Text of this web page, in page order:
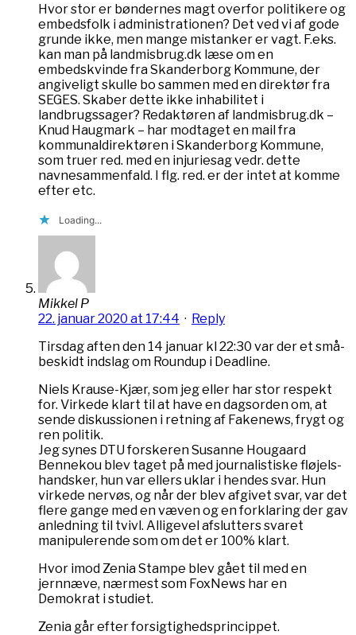
Hvor stor er bøndernes magt overfor politikere og
embedsfolk i administrationen? Det ved vi af gode
grunde ikke, men mange mistanker er vagt. F.eks.
kan man på landmisbrug.dk læse om en
embedskvinde fra Skanderborg Kommune, der
angiveligt skulle bo sammen med en direktør fra
SEGES. Skaber dette ikke inhabilitet i
landbrugssager? Redaktøren af landmisbrug.dk –
Knud Haugmark – har modtaget en mail fra
kommunaldirektøren i Skanderborg Kommune,
som truer red. med en injuriesag vedr. dette
navnesammenfald. I flg. red. er der intet at komme
efter etc.
Loading...
Mikkel P
22. januar 2020 at 17:44 · Reply
Tirsdag aften den 14 januar kl 22:30 var der et små-
beskidt indslag om Roundup i Deadline.
Niels Krause-Kjær, som jeg eller har stor respekt
for. Virkede klart til at have en dagsorden om, at
sende diskussionen i retning af Fakenews, frygt og
ren politik.
Jeg synes DTU forskeren Susanne Hougaard
Bennekou blev taget på med journalistiske fløjels-
handsker, hun var ellers uklar i hendes svar. Hun
virkede nervøs, og når der blev afgivet svar, var det
flere gange med en væven og en forklaring der gav
anledning til tvivl. Alligevel afslutters svaret
manipulerende som om det er 100% klart.
Hvor imod Zenia Stampe blev gået til med en
jernnæve, nærmest som FoxNews har en
Demokrat i studiet.
Zenia går efter forsigtighedsprincippet.